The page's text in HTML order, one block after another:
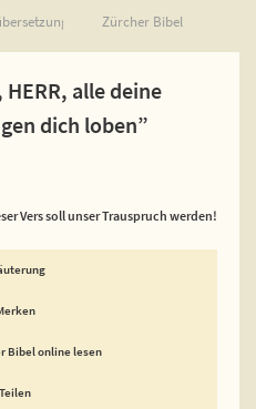
Zürcher Bibel
alle deine
dich loben”
Vers soll unser Trauspruch werden!
Bibel online lesen